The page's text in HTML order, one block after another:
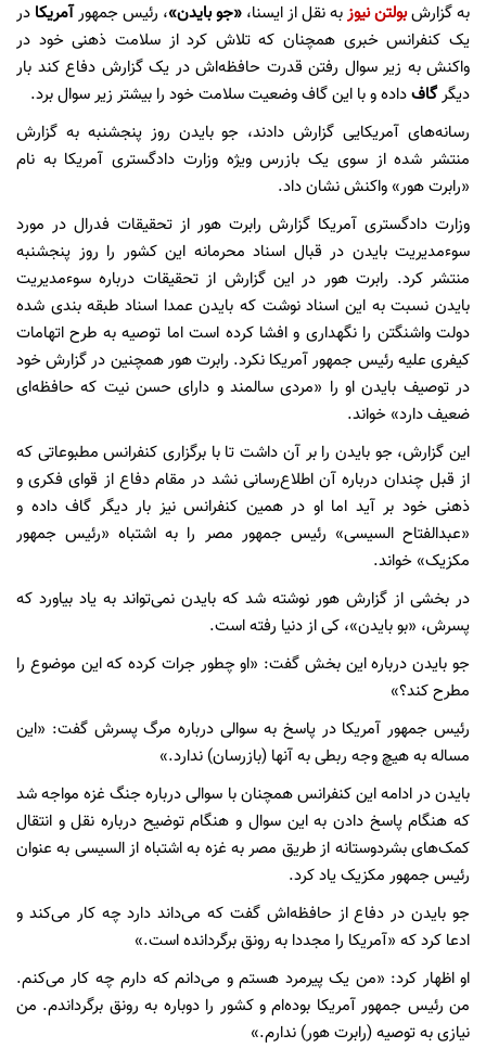
به گزارشبولتن نیوزبه نقل از ایسنا، «جو بایدن»، رئیس جمهورآمریکا در
یک کنفرانس خبری همچنان که تلاش کرد از سلامت ذهنی خود در
واکنش به زیر سوال رفتن قدرت حافظه‌اش در یک گزارش دفاع کند بار
دیگرگافداده و با این گاف وضعیت سلامت خود را بیشتر زیر سوال برد.
رسانه‌های آمریکایی گزارش دادند، جو بایدن روز پنجشنبه به گزارش
منتشر شده از سوی یک بازرس ویژه وزارت دادگستری آمریکا به نام
«رابرت هور» واکنش نشان داد.
وزارت دادگستری آمریکا گزارش رابرت هور از تحقیقات فدرال در مورد
سوءمدیریت بایدن در قبال اسناد محرمانه این کشور را روز پنجشنبه
منتشر کرد. رابرت هور در این گزارش از تحقیقات درباره سوءمدیریت
بایدن نسبت به این اسناد نوشت که بایدن عمدا اسناد طبقه بندی شده
دولت واشنگتن را نگهداری و افشا کرده است اما توصیه به طرح اتهامات
کیفری علیه رئیس جمهور آمریکا نکرد. رابرت هور همچنین در گزارش خود
در توصیف بایدن او را «مردی سالمند و دارای حسن نیت که حافظه‌ای
ضعیف دارد» خواند.
این گزارش، جو بایدن را بر آن داشت تا با برگزاری کنفرانس مطبوعاتی که
از قبل چندان درباره آن اطلاع‌رسانی نشد در مقام دفاع از قوای فکری و
ذهنی خود بر آید اما او در همین کنفرانس نیز بار دیگر گاف داده و
«عبدالفتاح السیسی» رئیس جمهور مصر را به اشتباه «رئیس جمهور
مکزیک» خواند.
در بخشی از گزارش هور نوشته شد که بایدن نمی‌تواند به یاد بیاورد که
پسرش، «بو بایدن»، کی از دنیا رفته است.
جو بایدن درباره این بخش گفت: «او چطور جرات کرده که این موضوع را
مطرح کند؟»
رئیس جمهور آمریکا در پاسخ به سوالی درباره مرگ پسرش گفت: «این
مساله به هیچ وجه ربطی به آنها (بازرسان) ندارد.»
بایدن در ادامه این کنفرانس همچنان با سوالی درباره جنگ غزه مواجه شد
که هنگام پاسخ دادن به این سوال و هنگام توضیح درباره نقل و انتقال
کمک‌های بشردوستانه از طریق مصر به غزه به اشتباه از السیسی به عنوان
رئیس جمهور مکزیک یاد کرد.
جو بایدن در دفاع از حافظه‌اش گفت که می‌داند دارد چه کار می‌کند و
ادعا کرد که «آمریکا را مجددا به رونق برگردانده است.»
او اظهار کرد: «من یک پیرمرد هستم و می‌دانم که دارم چه کار می‌کنم.
من رئیس جمهور آمریکا بوده‌ام و کشور را دوباره به رونق برگرداندم. من
نیازی به توصیه (رابرت هور) ندارم.»